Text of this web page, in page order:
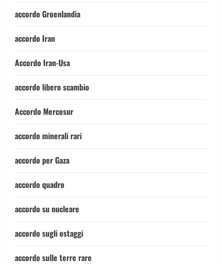
accordo Groenlandia
accordo Iran
Accordo Iran-Usa
accordo libero scambio
Accordo Mercosur
accordo minerali rari
accordo per Gaza
accordo quadro
accordo su nucleare
accordo sugli ostaggi
accordo sulle terre rare